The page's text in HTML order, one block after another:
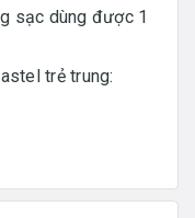
sạc dùng được 1
trẻ trung: